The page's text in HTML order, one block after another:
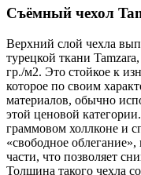
Съёмный чехол
Верхний слой чехла
турецкой ткани
гр./м2. Это стойкое к
которое по своим
материалов, обычно
этой ценовой
граммовом холлконе и
«свободное
части, что позволяет
Толщина такого чехла